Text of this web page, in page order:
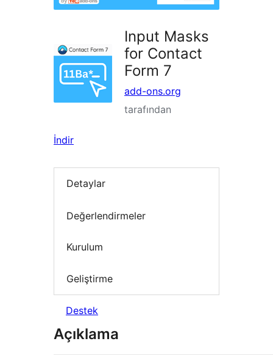
Input Masks
for Contact
Form 7
add-ons.org
tarafından
İndir
Detaylar
Değerlendirmeler
Kurulum
Geliştirme
Destek
Açıklama